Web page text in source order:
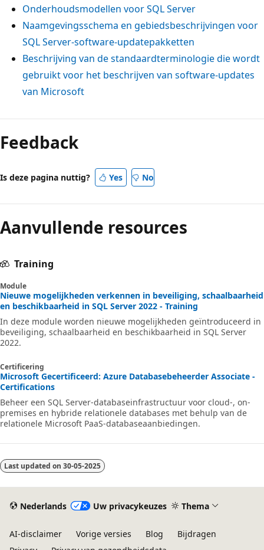
Onderhoudsmodellen voor SQL Server
Naamgevingsschema en gebiedsbeschrijvingen voor
SQL Server-software-updatepakketten
Beschrijving van de standaardterminologie die wordt
gebruikt voor het beschrijven van software-updates
van Microsoft
Feedback
Is deze pagina nuttig? Yes No
Aanvullende resources
Training
Module
Nieuwe mogelijkheden verkennen in beveiliging, schaalbaarheid
en beschikbaarheid in SQL Server 2022 - Training
In deze module worden nieuwe mogelijkheden geïntroduceerd in
beveiliging, schaalbaarheid en beschikbaarheid in SQL Server
2022.
Certificering
Microsoft Gecertificeerd: Azure Databasebeheerder Associate -
Certifications
Beheer een SQL Server-databaseinfrastructuur voor cloud-, on-
premises en hybride relationele databases met behulp van de
relationele Microsoft PaaS-databaseaanbiedingen.
Last updated on 30-05-2025
Nederlands Uw privacykeuzes Thema
AI-disclaimer Vorige versies Blog
Bijdragen